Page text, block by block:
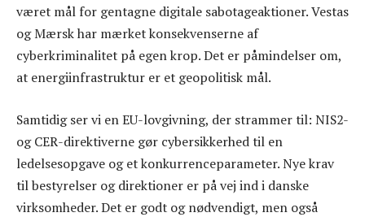
været mål for gentagne digitale sabotageaktioner. Vestas
og Mærsk har mærket konsekvenserne af
cyberkriminalitet på egen krop. Det er påmindelser om,
at energiinfrastruktur er et geopolitisk mål.
Samtidig ser vi en EU-lovgivning, der strammer til: NIS2-
og CER-direktiverne gør cybersikkerhed til en
ledelsesopgave og et konkurrenceparameter. Nye krav
til bestyrelser og direktioner er på vej ind i danske
virksomheder. Det er godt og nødvendigt, men også